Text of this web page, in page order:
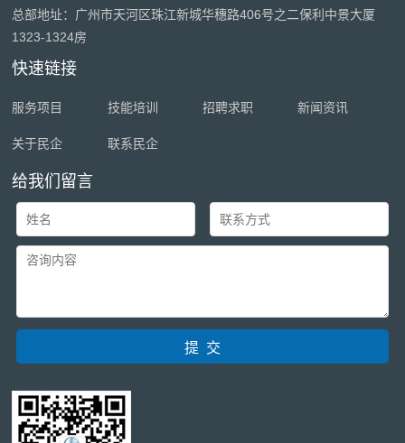
总部地址：广州市天河区珠江新城华穗路406号之二保利中景大厦
1323-1324房
快速链接
服务项目 技能培训 招聘求职 新闻资讯
关于民企 联系民企
给我们留言